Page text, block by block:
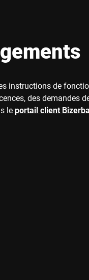
instructions de
des demandes
leportail client Bizerba